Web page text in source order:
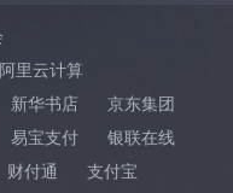
阿里云计算
新华书店
京东集团
易宝支付
银联在线
财付通
支付宝